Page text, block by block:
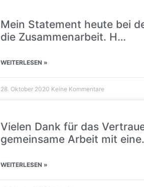
Mein Statement heute bei
die Zusammenarbeit. H…
WEITERLESEN »
28. Oktober 2020 Keine Kommentare
Vielen Dank für das
gemeinsame Arbeit mit
WEITERLESEN »